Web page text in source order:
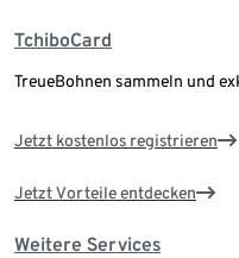
TchiboCard
TreueBohnen sammeln und
Jetzt kostenlos registrieren
Jetzt Vorteile entdecken
Weitere Services